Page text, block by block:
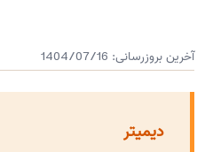
آخرین بروزرسانی: 1404/07/16
دیمیتر